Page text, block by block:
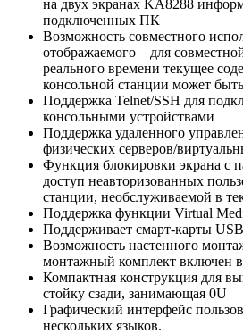
на двух экранах KA8288
подключенных ПК
Возможность совместного
отображаемого – для
реального времени текущее
консольной станции может
Поддержка Telnet/SSH для
консольными устройствами
Поддержка удаленного
физических серверов/
Функция блокировки экрана с
доступ неавторизованных
станции, необслуживаемой в
Поддержка функции Virtual
Поддерживает смарт-карты USB
Возможность настенного
монтажный комплект включен в
Компактная конструкция для
стойку сзади, занимающая 0U
Графический интерфейс
нескольких языков.